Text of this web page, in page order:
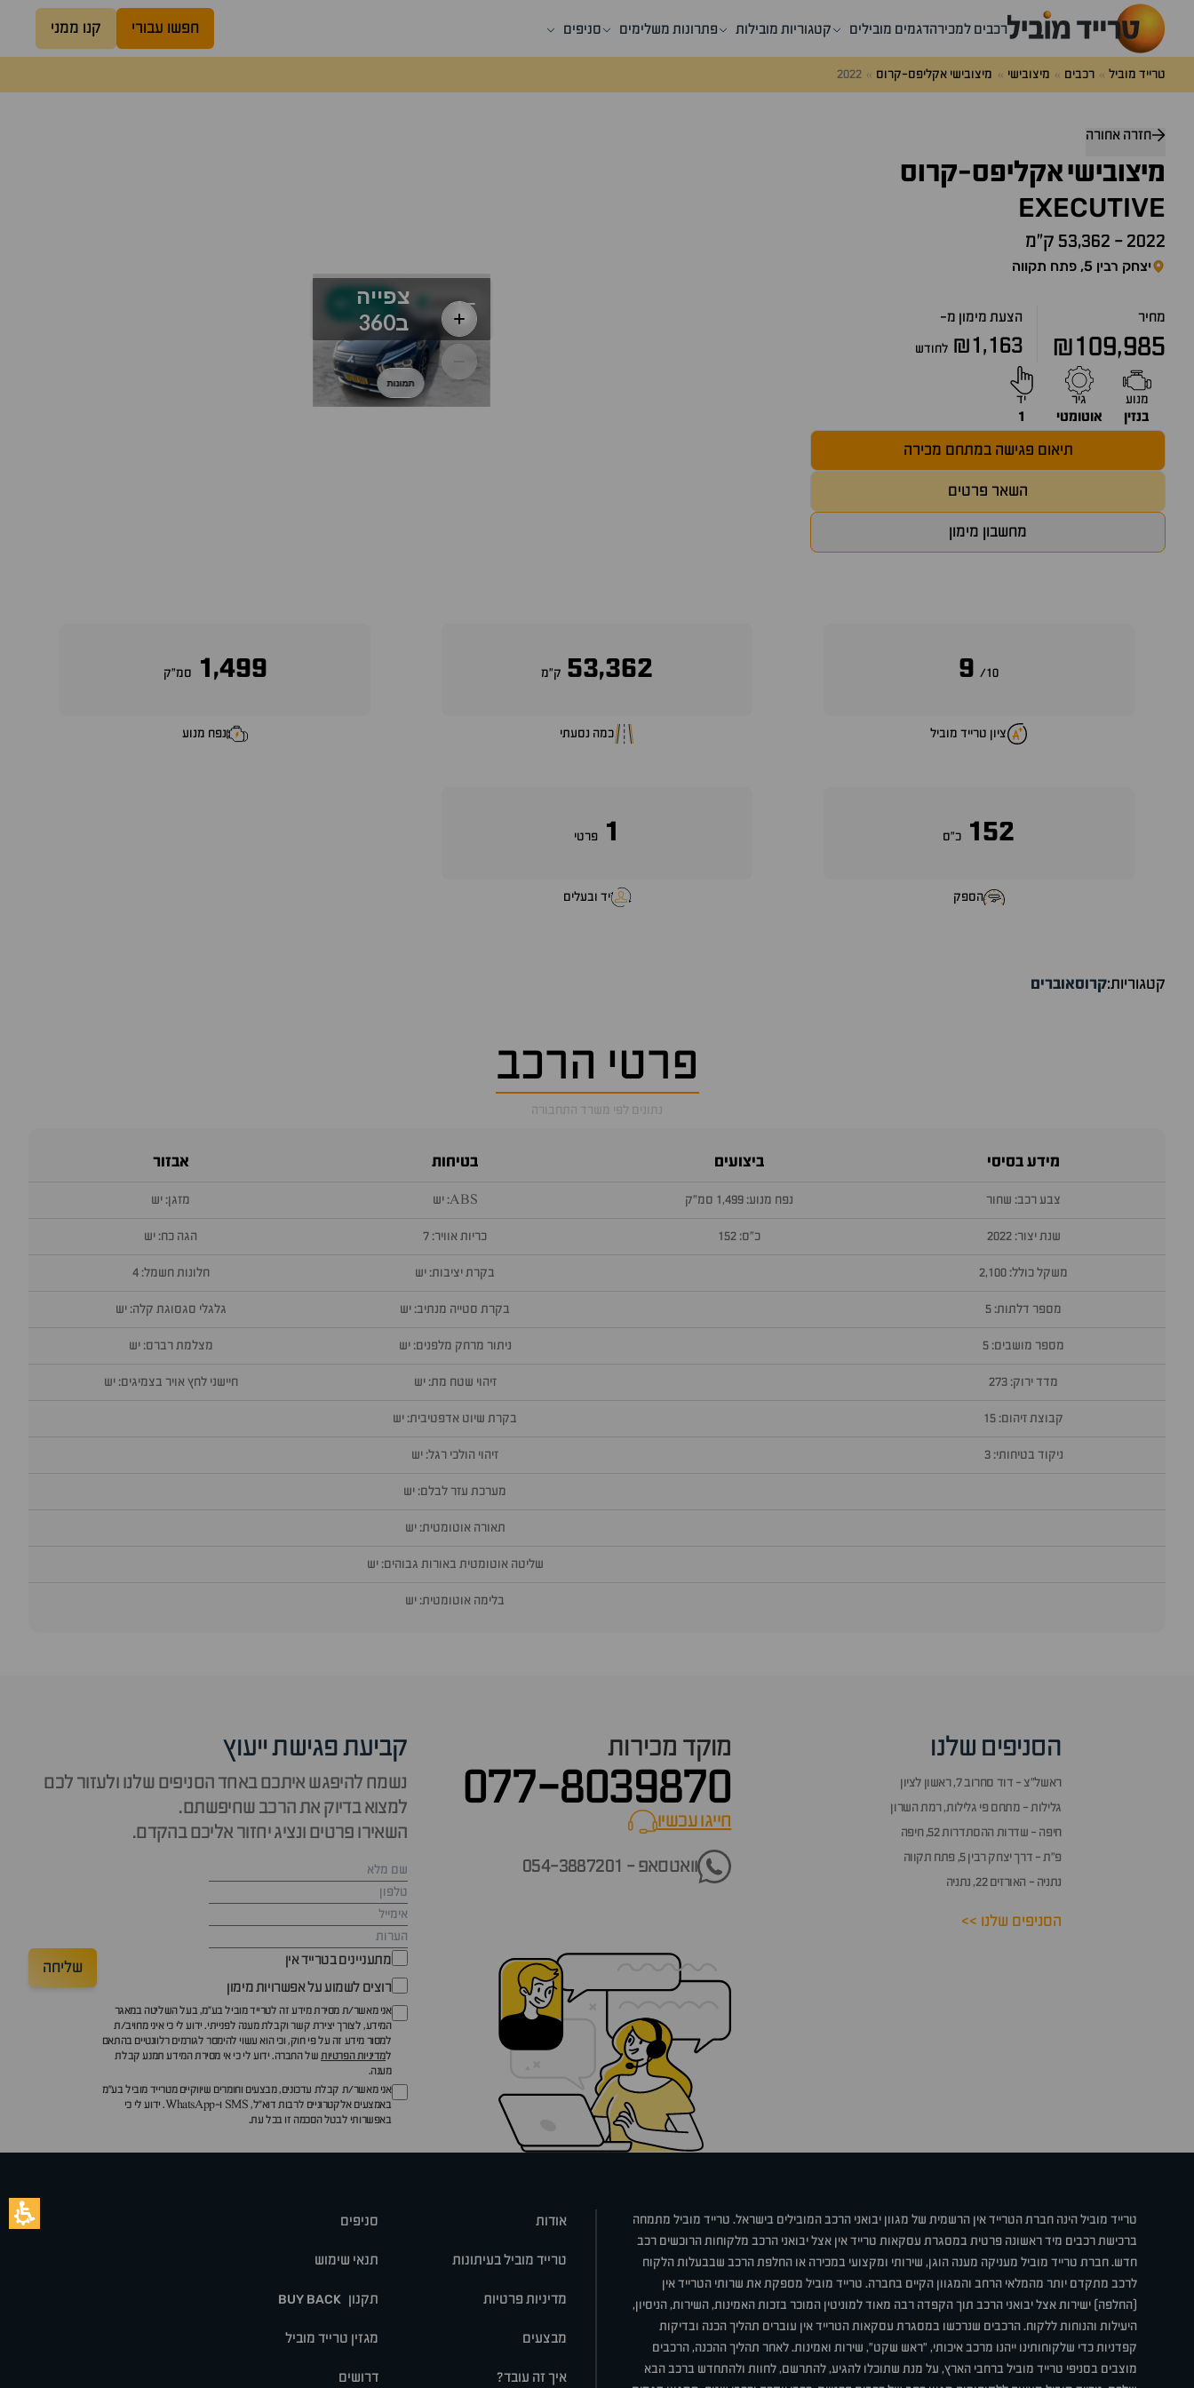
רכבים למכירהדגמים מובילים קטגוריות מובילות פתרונות משלימים סניפים חפשו עבורי קנו ממני
טרייד מוביל רכבים מיצובישי מיצובישי אקליפס-קרוס 2022
שאלות
ותשובות
חזרה אחורה
מיצובישיאקליפס-קרוס
EXECUTIVE
2022
- 53,362 ק״מ
יצחק רבין 5, פתח תקווה
מחיר
₪109,985
הצעת מימון מ-
₪1,163 לחודש
מנוע
בנזין
גיר
אוטומטי
יד
1
תיאום פגישה במתחם מכירה
השאר פרטים
מחשבון מימון
10/
9
ציון טרייד מוביל
53,362 ק״מ
כמה נסעתי
1,499 סמ״ק
נפח מנוע
152 כ״ס
הספק
1 פרטי
יד ובעלים
קטגוריות:קרוסאוברים
פרטי הרכב
נתונים לפי משרד התחבורה
מידע בסיסי
צבע רכב: שחור
שנת יצור: 2022
משקל כולל: 2,100
מספר דלתות: 5
מספר מושבים: 5
מדד ירוק: 273
קבוצת זיהום: 15
ניקוד בטיחותי: 3
ביצועים
נפח מנוע: 1,499 סמ״ק
כ״ס: 152
בטיחות
ABS: יש
כריות אוויר: 7
בקרת יציבות: יש
בקרת סטייה מנתיב: יש
ניתור מרחק מלפנים: יש
זיהוי שטח מת: יש
בקרת שיוט אדפטיבית: יש
זיהוי הולכי רגל: יש
מערכת עזר לבלם: יש
תאורה אוטומטית: יש
שליטה אוטומטית באורות גבוהים: יש
בלימה אוטומטית: יש
אבזור
מזגן: יש
הגה כח: יש
חלונות חשמל: 4
גלגלי סגסוגת קלה: יש
מצלמת רברס: יש
חיישני לחץ אויר בצמיגים: יש
הסניפים שלנו
ראשל״צ - דוד סחרוב 7, ראשון לציון
גלילות - מתחם פי גלילות, רמת השרון
חיפה - שדרות ההסתדרות 52, חיפה
פ״ת - דרך יצחק רבין 5, פתח תקווה
נתניה - האורזים 22, נתניה
הסניפים שלנו >>
מוקד מכירות
077-8039870
חייגו עכשיוcall now
וואטסאפ - 054-3887201
קביעת פגישת ייעוץ
נשמח להיפגש איתכם באחד הסניפים שלנו ולעזור לכם
למצוא בדיוק את הרכב שחיפשתם.
השאירו פרטים ונציג יחזור אליכם בהקדם.
מתעניינים בטרייד אין
רוצים לשמוע על אפשרויות מימון
אני מאשר/ת מסירת מידע זה לטרייד מוביל בע"מ, בעל השליטה במאגר
המידע, לצורך יצירת קשר וקבלת מענה לפנייתי. ידוע לי כי איני מחויב/ת
למסור מידע זה על פי חוק, וכי הוא עשוי להימסר לגורמים רלוונטיים בהתאם
למדיניות הפרטיותשל החברה. ידוע לי כי אי מסירת המידע תמנע קבלת
מענה.
אני מאשר/ת קבלת עדכונים, מבצעים וחומרים שיווקיים מטרייד מוביל בע"מ
באמצעים אלקטרוניים לרבות דוא״ל, SMS ו-WhatsApp. ידוע לי כי
באפשרותי לבטל הסכמה זו בכל עת.
שליחה
טרייד מוביל הינה חברת הטרייד אין הרשמית של מגוון יבואני הרכב המובילים בישראל. טרייד מוביל מתמחה
ברכישת רכבים מיד ראשונה פרטית במסגרת עסקאות טרייד אין אצל יבואני הרכב מלקוחות הרוכשים רכב
חדש. חברת טרייד מוביל מעניקה מענה הוגן, שירותי ומקצועי במכירה או החלפת הרכב שבבעלות הלקוח
לרכב מתקדם יותר מהמלאי הרחב והמגוון הקיים בחברה. טרייד מוביל מספקת את שרותי הטרייד אין
(החלפה) ישירות אצל יבואני הרכב תוך הקפדה רבה מאוד למוניטין המוכר בזכות האמינות, השירות, הניסיון,
היעילות והנוחות ללקוח. הרכבים שנרכשו במסגרת עסקאות הטרייד אין עוברים תהליך הכנה ובדיקות
קפדניות כדי שלקוחותינו ייהנו מרכב איכותי, "ראש שקט", שירות ואמינות. לאחר תהליך ההכנה, הרכבים
מוצבים בסניפי טרייד מוביל ברחבי הארץ, על מנת שתוכלו להגיע, להתרשם, לחוות ולהתחדש ברכב הבא
אודות סניפים
טרייד מוביל בעיתונות תנאי שימוש
מדיניות פרטיות תקנון BUY BACK
מבצעים מגזין טרייד מוביל
איך זה עובד? דרושים